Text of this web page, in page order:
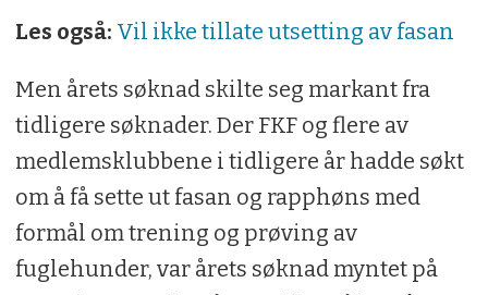
Les også: Vil ikke tillate utsetting av fasan
Men årets søknad skilte seg markant fra
tidligere søknader. Der FKF og flere av
medlemsklubbene i tidligere år hadde søkt
om å få sette ut fasan og rapphøns med
formål om trening og prøving av
fuglehunder, var årets søknad myntet på